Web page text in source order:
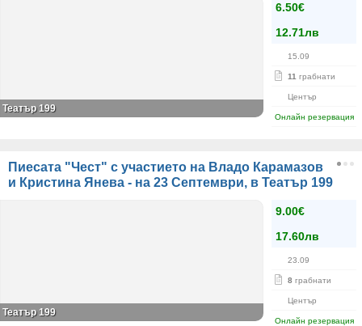
6.50€
12.71лв
15.09
11 грабнати
Център
Онлайн резервация
Театър 199
Пиесата "Чест" с участието на Владо Карамазов
и Кристина Янева - на 23 Септември, в Театър 199
9.00€
17.60лв
23.09
8 грабнати
Център
Онлайн резервация
Театър 199